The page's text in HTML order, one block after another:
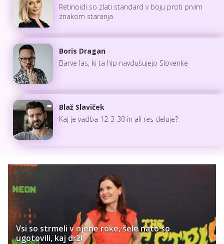
Retinoidi so zlati standard v boju proti prvim
znakom staranja
Boris Dragan
Barve las, ki ta hip navdušujejo Slovenke
Blaž Slaviček
Kaj je vadba 12-3-30 in ali res deluje?
Vsi so strmeli v njene roke, šele nato so
ugotovili, kaj drži